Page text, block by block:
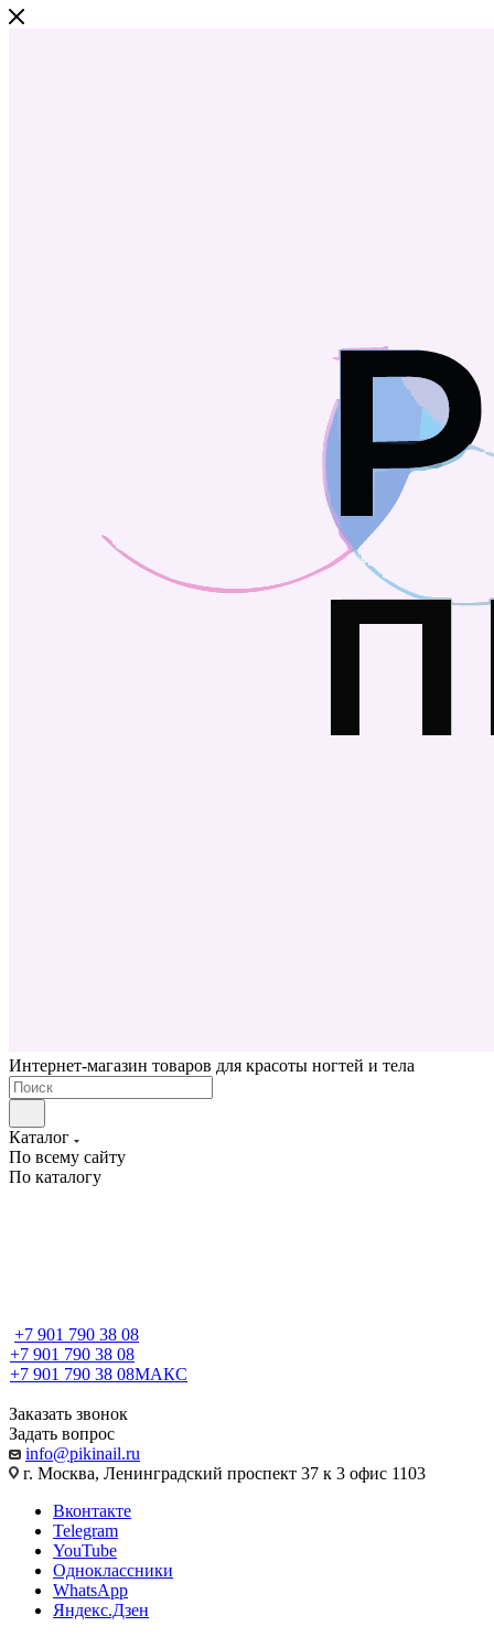
Интернет-магазин товаров для красоты ногтей и тела
Каталог
По всему сайту
По каталогу
+7 901 790 38 08
+7 901 790 38 08
+7 901 790 38 08МАКС
Заказать звонок
Задать вопрос
info@pikinail.ru
г. Москва, Ленинградский проспект 37 к 3 офис 1103
Вконтакте
Telegram
YouTube
Одноклассники
WhatsApp
Яндекс.Дзен